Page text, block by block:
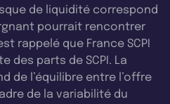
de liquidité correspond
pourrait rencontrer
rappelé que France SCPI
des parts de SCPI. La
de l’équilibre entre l’offre
de la variabilité du